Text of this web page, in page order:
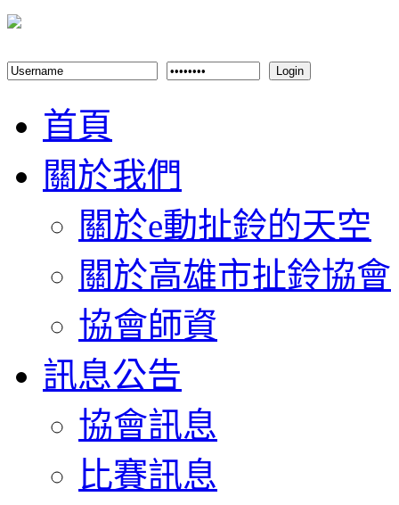
Login
首頁
關於我們
關於e動扯鈴的天空
關於高雄市扯鈴協會
協會師資
訊息公告
協會訊息
比賽訊息